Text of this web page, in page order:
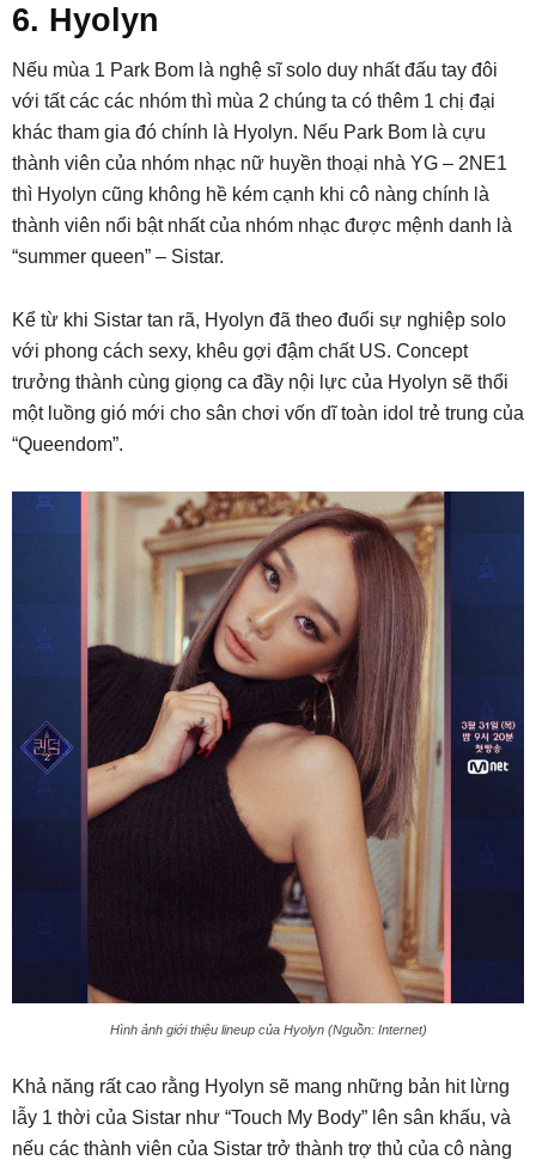
6. Hyolyn
Nếu mùa 1 Park Bom là nghệ sĩ solo duy nhất đấu tay đôi
với tất các các nhóm thì mùa 2 chúng ta có thêm 1 chị đại
khác tham gia đó chính là Hyolyn. Nếu Park Bom là cựu
thành viên của nhóm nhạc nữ huyền thoại nhà YG – 2NE1
thì Hyolyn cũng không hề kém cạnh khi cô nàng chính là
thành viên nổi bật nhất của nhóm nhạc được mệnh danh là
“summer queen” – Sistar.
Kể từ khi Sistar tan rã, Hyolyn đã theo đuổi sự nghiệp solo
với phong cách sexy, khêu gợi đậm chất US. Concept
trưởng thành cùng giọng ca đầy nội lực của Hyolyn sẽ thổi
một luồng gió mới cho sân chơi vốn dĩ toàn idol trẻ trung của
“Queendom”.
Hình ảnh giới thiệu lineup của Hyolyn (Nguồn: Internet)
Khả năng rất cao rằng Hyolyn sẽ mang những bản hit lừng
lẫy 1 thời của Sistar như “Touch My Body” lên sân khấu, và
nếu các thành viên của Sistar trở thành trợ thủ của cô nàng